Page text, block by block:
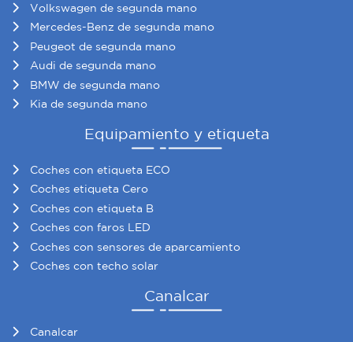
Volkswagen de segunda mano
Mercedes-Benz de segunda mano
Peugeot de segunda mano
Audi de segunda mano
BMW de segunda mano
Kia de segunda mano
Equipamiento y etiqueta
Coches con etiqueta ECO
Coches etiqueta Cero
Coches con etiqueta B
Coches con faros LED
Coches con sensores de aparcamiento
Coches con techo solar
Canalcar
Canalcar